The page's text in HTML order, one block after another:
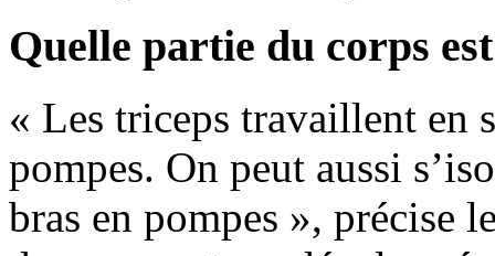
Quelle partie du corps
« Les triceps travaillent en
pompes. On peut aussi
bras en pompes », précise